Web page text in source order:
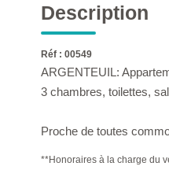
Description
Réf : 00549
ARGENTEUIL:
3 chambres, toilettes,
Proche de toutes
**Honoraires à la charge du